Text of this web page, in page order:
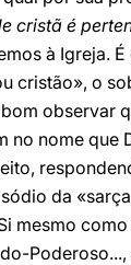
cristã é
à Igreja.
cristão», o
observar
no nome que
da
mesmo como
Poderoso...,